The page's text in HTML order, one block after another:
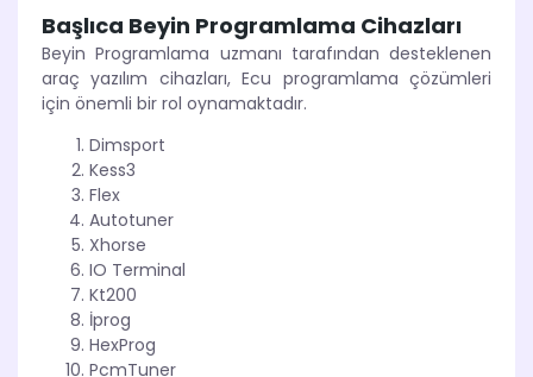
Başlıca Beyin Programlama Cihazları
Beyin Programlama uzmanı tarafından desteklenen
araç yazılım cihazları, Ecu programlama çözümleri
için önemli bir rol oynamaktadır.
Dimsport
Kess3
Flex
Autotuner
Xhorse
IO Terminal
Kt200
İprog
HexProg
PcmTuner